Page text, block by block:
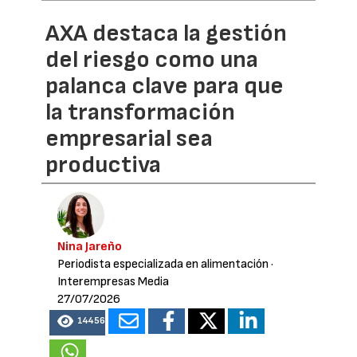
AXA destaca la gestión
del riesgo como una
palanca clave para que
la transformación
empresarial sea
productiva
Nina Jareño
Periodista especializada en alimentación ·
Interempresas Media
27/07/2026
14456